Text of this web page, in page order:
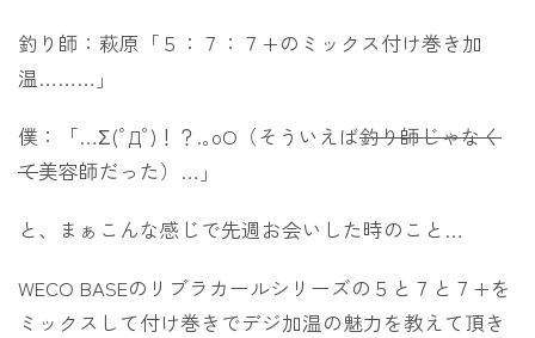
釣り師：萩原「５：７：７+のミックス付け巻き加
温………」
僕：「…Σ(ﾟДﾟ)！？.｡oO（そういえば釣り師じゃなく
て美容師だった）…」
と、まぁこんな感じで先週お会いした時のこと…
WECO BASEのリブラカールシリーズの５と７と７+を
ミックスして付け巻きでデジ加温の魅力を教えて頂き